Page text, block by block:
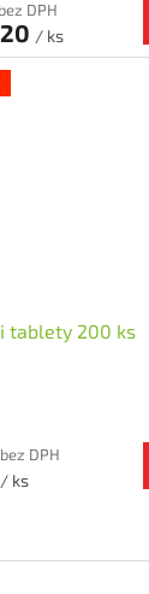
DPH
/ ks
tablety 200 ks
DPH
/ ks